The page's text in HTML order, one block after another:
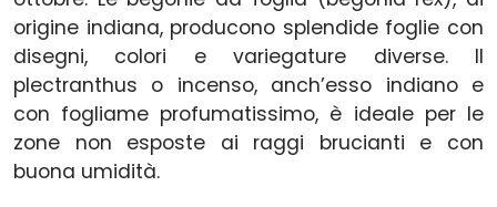
origine indiana, producono splendide foglie con
disegni, colori e variegature diverse. Il
plectranthus o incenso, anch’esso indiano e
con fogliame profumatissimo, è ideale per le
zone non esposte ai raggi brucianti e con
buona umidità.